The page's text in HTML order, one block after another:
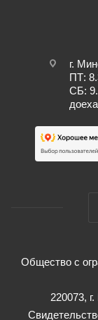
г.
ПТ:
СБ:
Общество с
220073,